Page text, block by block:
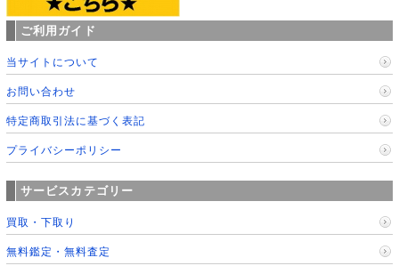
ご利用ガイド
当サイトについて
お問い合わせ
特定商取引法に基づく表記
プライバシーポリシー
サービスカテゴリー
買取・下取り
無料鑑定・無料査定